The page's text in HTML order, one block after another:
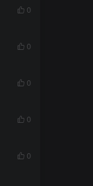
0
0
0
0
0